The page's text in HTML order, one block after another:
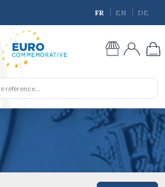
FR EN DE